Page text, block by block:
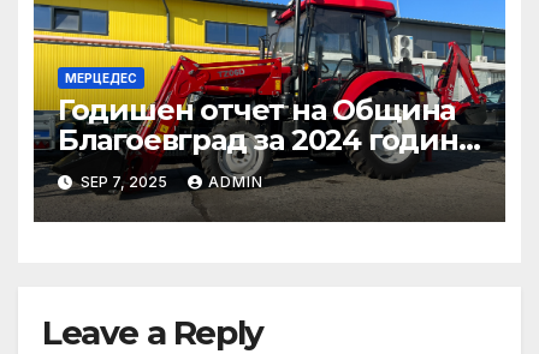
МЕРЦЕДЕС
Годишен отчет на Община
Благоевград за 2024 година:
Стабилно финансово
състояние, ръст на
приходите и напредък в
социални проекти
SEP 7, 2025 ADMIN
Leave a Reply